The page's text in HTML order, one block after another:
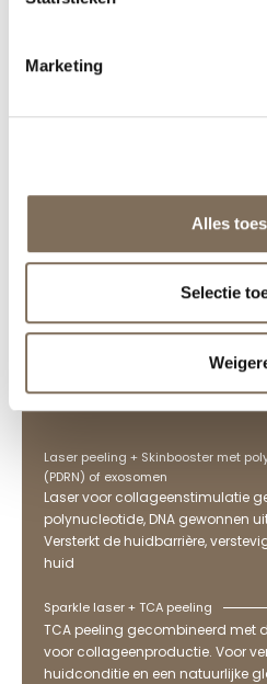
Marketing
Alles
Selectie
Laser peeling + Skinbooster met
(PDRN) of exosomen
Laser voor collageenstimulatie
polynucleotide, DNA gewonnen
Versterkt de huidbarrière,
huid
Sparkle laser + TCA peeling
TCA peeling gecombineerd met
voor collageenproductie. Voor
huidconditie en een natuurlijke